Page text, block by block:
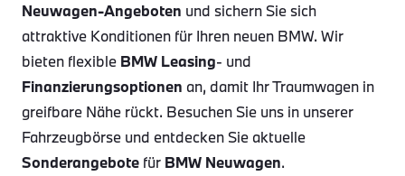
Neuwagen-Angeboten und sichern Sie sich
attraktive Konditionen für Ihren neuen BMW. Wir
bieten flexible BMW Leasing- und
Finanzierungsoptionen an, damit Ihr Traumwagen in
greifbare Nähe rückt. Besuchen Sie uns in unserer
Fahrzeugbörse und entdecken Sie aktuelle
Sonderangebote für BMW Neuwagen.